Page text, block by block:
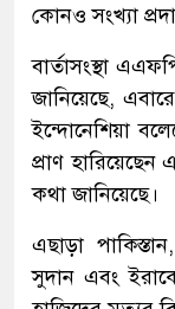
কোনও সংখ্যা
বার্তাসংস্থা
জানিয়েছে,
ইন্দোনেশিয়া
প্রাণ
কথা জানিয়েছে।
এছাড়া
সুদান এবং